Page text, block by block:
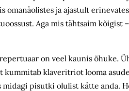
ja ajastult
Aga mis tähtsaim
on veel kaunis õhuke.
klaveritriot looma
pisutki olulist kätte anda.